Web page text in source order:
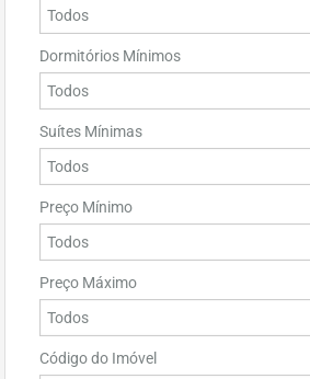
Dormitórios Mínimos
Suítes Mínimas
Preço Mínimo
Preço Máximo
Código do Imóvel